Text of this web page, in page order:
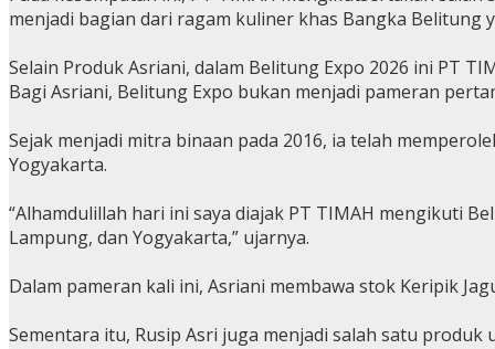
menjadi bagian dari ragam kuliner khas Bangka
Selain Produk Asriani, dalam Belitung Expo 2026 ini PT
Bagi Asriani, Belitung Expo bukan menjadi pameran
Sejak menjadi mitra binaan pada 2016, ia telah
Yogyakarta.
“Alhamdulillah hari ini saya diajak PT TIMAH mengikuti
Lampung, dan Yogyakarta,” ujarnya.
Dalam pameran kali ini, Asriani membawa stok Keripik
Sementara itu, Rusip Asri juga menjadi salah satu